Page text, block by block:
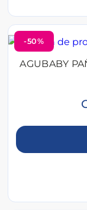
-50%
AGUBABY